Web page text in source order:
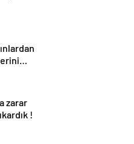
zarar
!